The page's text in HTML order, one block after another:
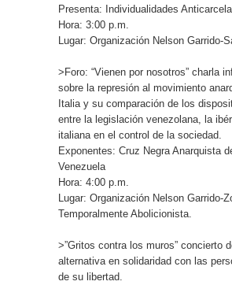
Presenta: Individualidades
Hora: 3:00 p.m.
Lugar: Organización Nelson Garrido-
>Foro: “Vienen por nosotros” charla
sobre la represión al movimiento
Italia y su comparación de los
entre la legislación venezolana, la
italiana en el control de la sociedad.
Exponentes: Cruz Negra Anarquista
Venezuela
Hora: 4:00 p.m.
Lugar: Organización Nelson Garrido-
Temporalmente Abolicionista.
>”Gritos contra los muros” concierto
alternativa en solidaridad con las
de su libertad.